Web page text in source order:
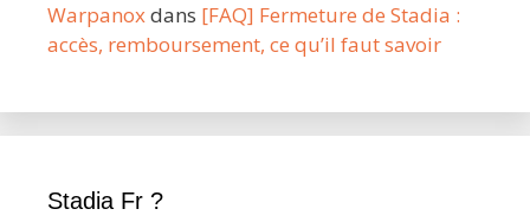
Warpanoxdans [FAQ] Fermeture de Stadia :
accès, remboursement, ce qu’il faut savoir
Stadia Fr ?